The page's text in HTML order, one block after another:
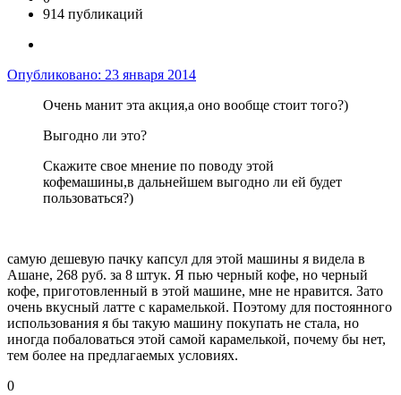
914 публикаций
Опубликовано: 23 января 2014
Очень манит эта акция,а оно вообще стоит того?)
Выгодно ли это?
Скажите свое мнение по поводу этой
кофемашины,в дальнейшем выгодно ли ей будет
пользоваться?)
самую дешевую пачку капсул для этой машины я видела в
Ашане, 268 руб. за 8 штук. Я пью черный кофе, но черный
кофе, приготовленный в этой машине, мне не нравится. Зато
очень вкусный латте с карамелькой. Поэтому для постоянного
использования я бы такую машину покупать не стала, но
иногда побаловаться этой самой карамелькой, почему бы нет,
тем более на предлагаемых условиях.
0